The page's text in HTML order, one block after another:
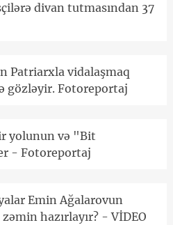
divan tutmasından 37
Patriarxla vidalaşmaq
gözləyir. Fotoreportaj
yolunun və "Bit
- Fotoreportaj
Emin Ağalarovun
hazırlayır? - VİDEO